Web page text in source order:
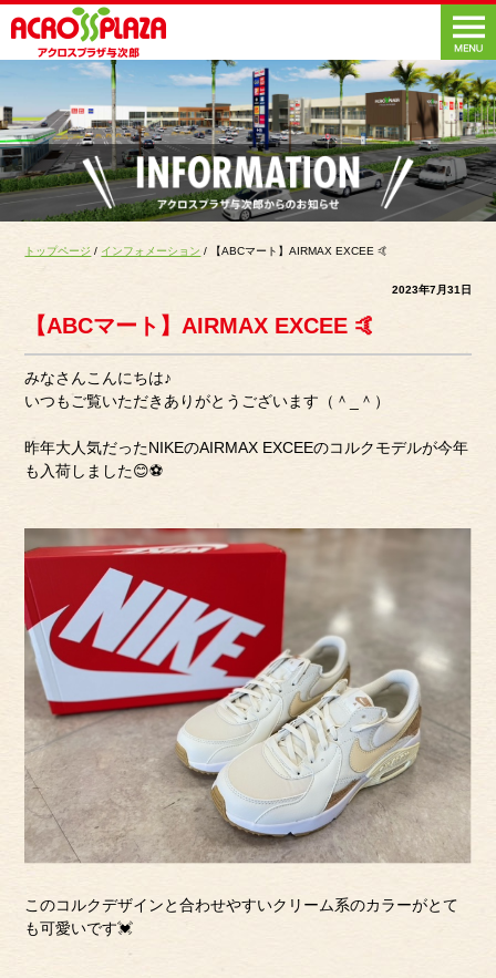
トップページ / インフォメーション / 【ABCマート】AIRMAX EXCEE 🤙
2023年7月31日
【ABCマート】AIRMAX EXCEE 🤙
みなさんこんにちは♪
いつもご覧いただきありがとうございます（＾_＾）
昨年大人気だったNIKEのAIRMAX EXCEEのコルクモデルが今年
も入荷しました😊⚽️
このコルクデザインと合わせやすいクリーム系のカラーがとて
も可愛いです💓